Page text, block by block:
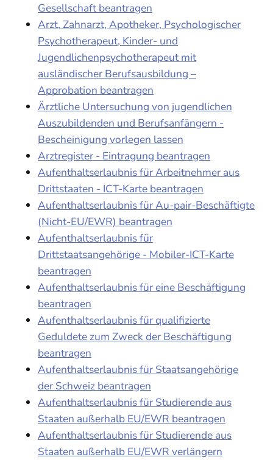
Gesellschaft beantragen
Arzt, Zahnarzt, Apotheker, Psychologischer
Psychotherapeut, Kinder- und
Jugendlichenpsychotherapeut mit
ausländischer Berufsausbildung –
Approbation beantragen
Ärztliche Untersuchung von jugendlichen
Auszubildenden und Berufsanfängern -
Bescheinigung vorlegen lassen
Arztregister - Eintragung beantragen
Aufenthaltserlaubnis für Arbeitnehmer aus
Drittstaaten - ICT-Karte beantragen
Aufenthaltserlaubnis für Au-pair-Beschäftigte
(Nicht-EU/EWR) beantragen
Aufenthaltserlaubnis für
Drittstaatsangehörige - Mobiler-ICT-Karte
beantragen
Aufenthaltserlaubnis für eine Beschäftigung
beantragen
Aufenthaltserlaubnis für qualifizierte
Geduldete zum Zweck der Beschäftigung
beantragen
Aufenthaltserlaubnis für Staatsangehörige
der Schweiz beantragen
Aufenthaltserlaubnis für Studierende aus
Staaten außerhalb EU/EWR beantragen
Aufenthaltserlaubnis für Studierende aus
Staaten außerhalb EU/EWR verlängern